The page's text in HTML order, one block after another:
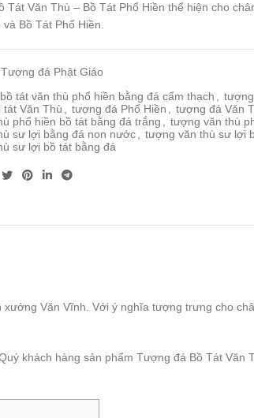
Tát Văn Thù – Bồ Tát Phổ Hiền thể hiện cho
Bồ Tát Phổ Hiền.
Tượng đá Phật Giáo
tát văn thù phổ hiền bằng đá cẩm thạch
Văn Thù
tượng đá Phổ Hiền tượng đá Văn
phổ hiền bồ tát bằng đá trắng
tượng văn thù
sư lợi bằng đá non nước
tượng văn thù sư lợi
sư lợi bồ tát bằng đá
Văn Vĩnh. Với ý nghĩa tượng trưng cho
khách hàng sản phẩm Tượng đá Bồ Tát Văn